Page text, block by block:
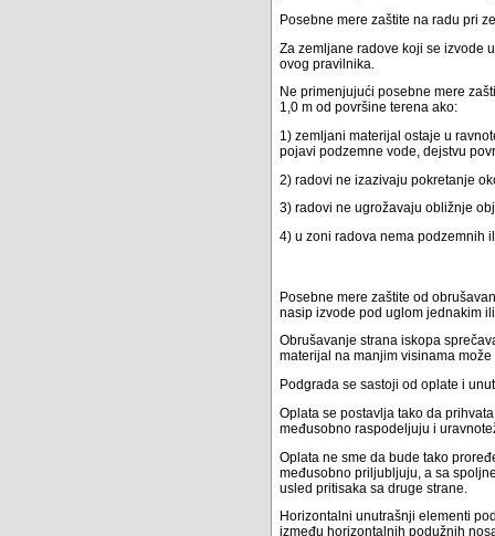
Posebne mere zaštite na radu pri
Za zemljane radove koji se izvode
ovog pravilnika.
Ne primenjujući posebne mere
1,0 m od površine terena ako:
1) zemljani materijal ostaje u
pojavi podzemne vode, dejstvu
2) radovi ne izazivaju pokretanje
3) radovi ne ugrožavaju obližnje
4) u zoni radova nema podzemnih
Posebne mere zaštite od
nasip izvode pod uglom jednakim
Obrušavanje strana iskopa
materijal na manjim visinama
Podgrada se sastoji od oplate i
Oplata se postavlja tako da
međusobno raspodeljuju i
Oplata ne sme da bude tako
međusobno priljubljuju, a sa
usled pritisaka sa druge strane.
Horizontalni unutrašnji elementi
između horizontalnih podužnih